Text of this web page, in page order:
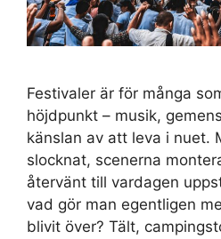
Festivaler är för många
höjdpunkt – musik,
känslan av att leva i nuet.
slocknat, scenerna
återvänt till vardagen
vad gör man egentligen
blivit över? Tält,